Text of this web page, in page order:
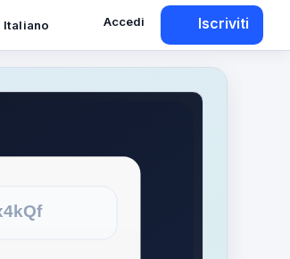
Italiano Accedi Iscriviti